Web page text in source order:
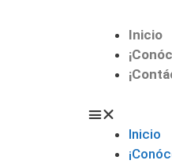
Inicio
Inicio